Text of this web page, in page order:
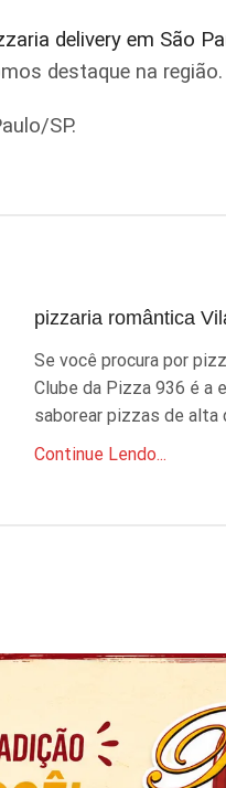
delivery em São
destaque na região.
SP.
pizzaria romântica
Se você procura por
Clube da Pizza 936 é a
saborear pizzas de alta
Continue Lendo...